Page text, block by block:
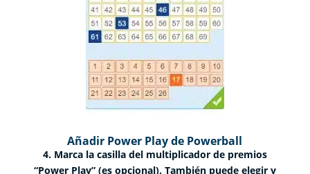
Añadir Power Play de Powerball
4. Marca la casilla del multiplicador de premios
“Power Play” (es opcional). También puede elegir y